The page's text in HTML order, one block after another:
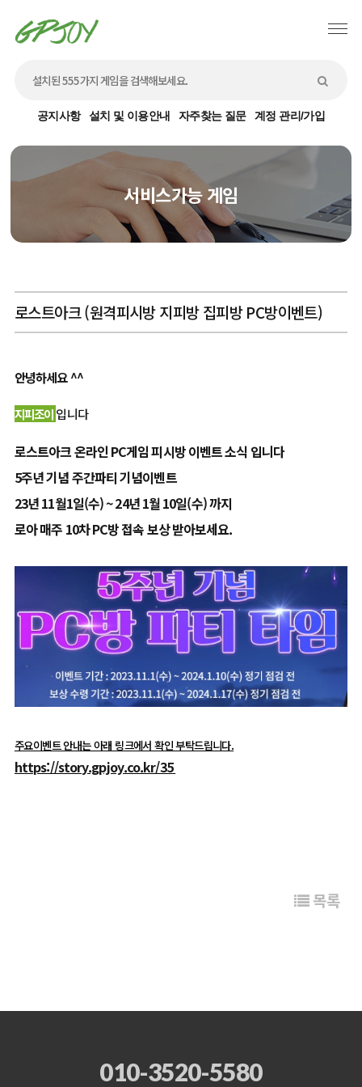
공지사항 설치 및 이용안내 자주찾는 질문 계정 관리/가입
서비스가능 게임
로스트아크 (원격피시방 지피방 집피방 PC방이벤트)
안녕하세요 ^^
지피조이입니다
로스트아크 온라인 PC게임 피시방 이벤트 소식 입니다
5주년 기념 주간파티 기념이벤트
23년 11월1일(수) ~ 24년 1월 10일(수) 까지
로아 매주 10차 PC방 접속 보상 받아보세요.
주요이벤트 안내는 아래 링크에서 확인 부탁드립니다.
https://story.gpjoy.co.kr/35
목록
010-3520-5580